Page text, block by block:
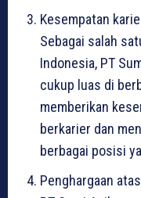
Kesempatan
Sebagai salah
Indonesia, PT
cukup luas di
memberikan
berkarier dan
berbagai posisi
Penghargaan